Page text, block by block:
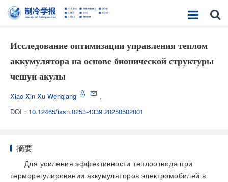
Исследование оптимизации управления теплом
аккумулятора на основе бионической структуры
чешуи акулы
Xiao Xin Xu Wenqiang
,
DOI： 10.12465/issn.0253-4339.20250502001
摘要
Для усиления эффективности теплоотвода при
терморегулировании аккумуляторов электромобилей в